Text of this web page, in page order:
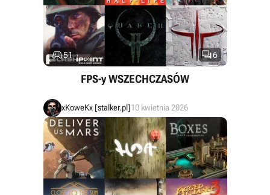
6
51
FPS-y WSZECHCZASÓW
xKoweKx [stalker.pl]10 kwietnia 2026